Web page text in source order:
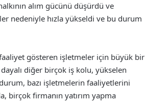
alım gücünü düşürdü ve
nedeniyle hızla yükseldi ve bu durum
gösteren işletmeler için büyük bir
diğer birçok iş kolu, yükselen
bazı işletmelerin faaliyetlerini
birçok firmanın yatırım yapma